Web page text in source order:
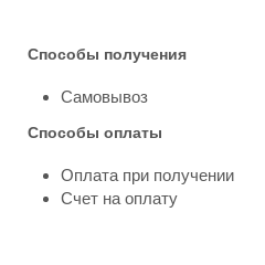
Способы получения
Самовывоз
Способы оплаты
Оплата при получении
Счет на оплату